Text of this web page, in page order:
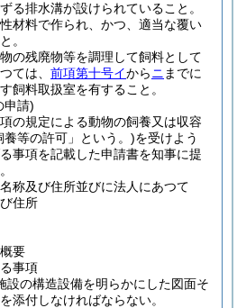
る排水溝が設けられていること。
材料で作られ、かつ、適当な覆い
。
の残廃物等を調理して飼料として
ては、 前項第十号イからニ までに
飼料取扱室を有すること。
申請)
の規定による動物の飼養又は収容
等の許可」という。)を受けよう
事項を記載した申請書を知事に提
称及び住所並びに法人にあつて
住所
要
事項
設の構造設備を明らかにした図面そ
添付しなければならない。